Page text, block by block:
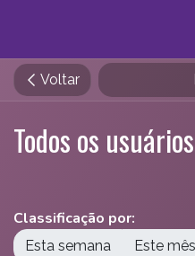
Voltar
Todos os usuários
Classificação por:
Esta semana Este mês